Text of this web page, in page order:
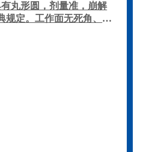
丸形圆，剂量准，崩解
规定。工作面无死角、密